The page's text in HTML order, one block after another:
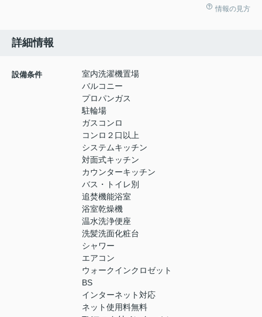
情報の見方
詳細情報
設備条件
室内洗濯機置場
バルコニー
プロパンガス
駐輪場
ガスコンロ
コンロ２口以上
システムキッチン
対面式キッチン
カウンターキッチン
バス・トイレ別
追焚機能浴室
浴室乾燥機
温水洗浄便座
洗髪洗面化粧台
シャワー
エアコン
ウォークインクロゼット
BS
インターネット対応
ネット使用料無料